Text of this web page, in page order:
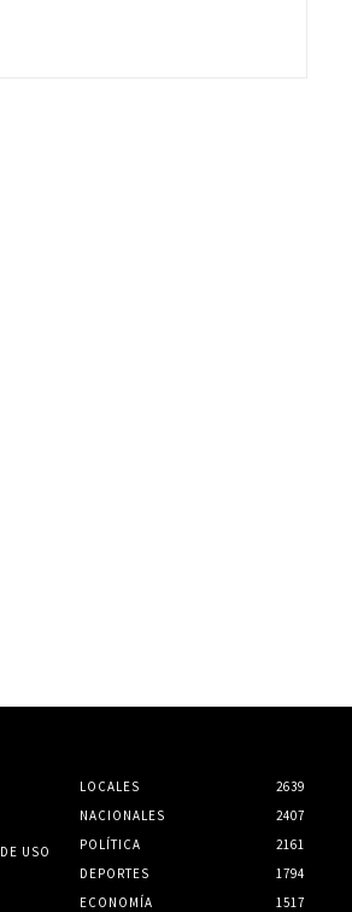
USO
LOCALES
2639
NACIONALES
2407
POLÍTICA
2161
DEPORTES
1794
ECONOMÍA
1517